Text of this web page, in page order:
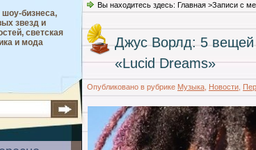
шоу-бизнеса,
звезд и
светская
и мода
Вы находитесь здесь: Главная >Записи с
Джус Ворлд: 5
«Lucid Dreams»
Опубликовано в рубрике Музыка Новости